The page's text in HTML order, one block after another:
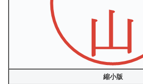
縮小版